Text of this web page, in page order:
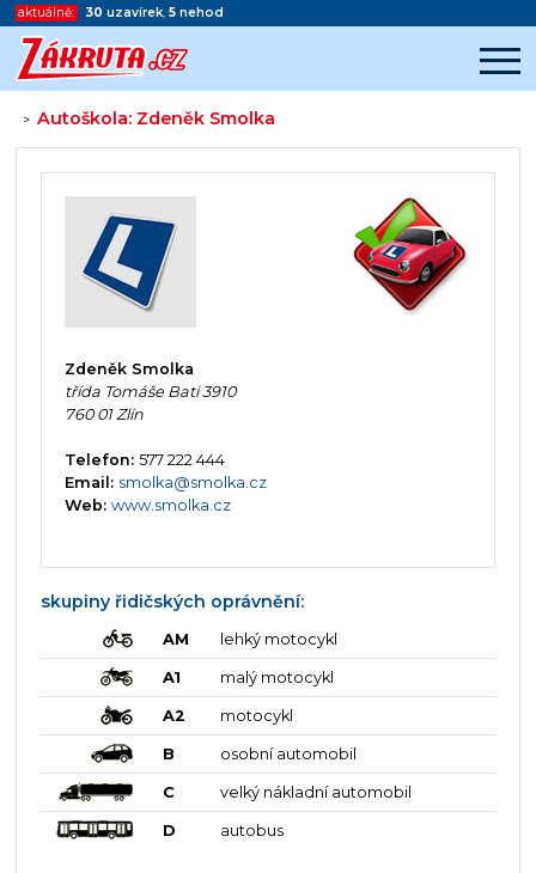
aktuálně: 30 uzavírek, 5 nehod
>Autoškola: Zdeněk Smolka
Začátek reklamy
Konec reklamy
Zdeněk Smolka
třída Tomáše Bati 3910
760 01 Zlín
Telefon: 577 222 444
Email: smolka@smolka.cz
Web: www.smolka.cz
skupiny řidičských oprávnění:
AM lehký motocykl
A1 malý motocykl
A2 motocykl
B osobní automobil
C velký nákladní automobil
D autobus